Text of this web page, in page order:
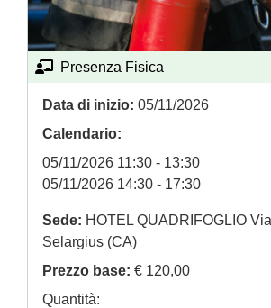
Presenza Fisica
Numero ore: 5
Data di inizio: 05/11/2026
Calendario:
05/11/2026 11:30 - 13:30
05/11/2026 14:30 - 17:30
Sede: HOTEL QUADRIFOGLIO
Selargius (CA)
Prezzo base: € 120,00
Quantità: